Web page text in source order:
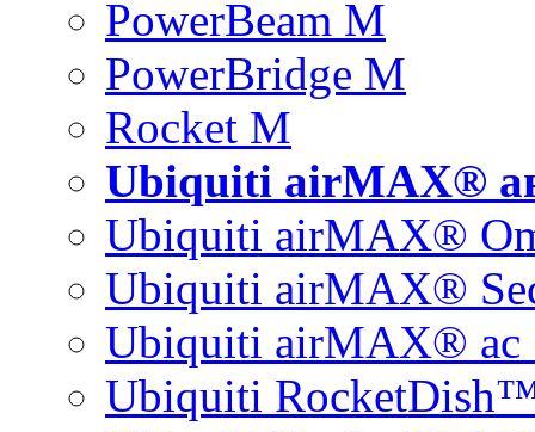
PowerBeam M
PowerBridge M
Rocket M
Ubiquiti airMAX®
Ubiquiti airMAX®
Ubiquiti airMAX®
Ubiquiti airMAX® ac
Ubiquiti